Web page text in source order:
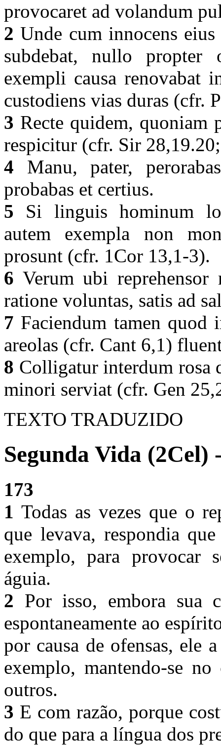
provocaret ad volandum
2 Unde cum innocens
subdebat, nullo propter
exempli causa renovabat
custodiens vias duras (cfr.
3 Recte quidem, quoniam
respicitur (cfr. Sir
4 Manu, pater,
probabas et certius.
5 Si linguis hominum
autem exempla non
prosunt (cfr. 1Cor 13,1-3).
6 Verum ubi
ratione voluntas, satis ad
7 Faciendum tamen quod
areolas (cfr. Cant 6,1)
8 Colligatur interdum rosa
minori serviat (cfr. Gen
TEXTO TRADUZIDO
Segunda Vida (2Cel)
173
1 Todas as vezes que o
que levava, respondia
exemplo, para provocar
águia.
2 Por isso, embora sua
espontaneamente ao
por causa de ofensas, ele
exemplo, mantendo-se
outros.
3 E com razão, porque
do que para a língua dos